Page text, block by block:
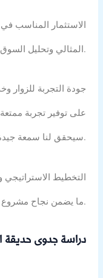
الاستثمار المناسب في
المثالي وتحليل السوق يساعدان في استقطاب الزوار.
جودة التجربة للزوار
على توفير تجربة
سيحقق لنا سمعة جيدة للمشروع.
التخطيط الاستراتيجي
ما يضمن نجاح مشروع حديقة الملاهي في السعودية.
دراسة جدوى حديقة